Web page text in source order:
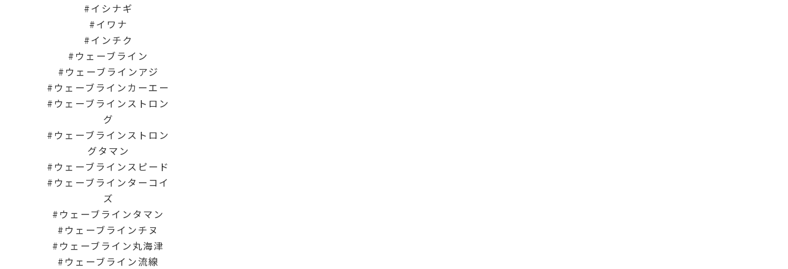
イシナギ
イワナ
インチク
ウェーブライン
ウェーブラインアジ
ウェーブラインカーエー
ウェーブラインストロン
グ
ウェーブラインストロン
グタマン
ウェーブラインスピード
ウェーブラインターコイ
ズ
ウェーブラインタマン
ウェーブラインチヌ
ウェーブライン丸海津
ウェーブライン流線